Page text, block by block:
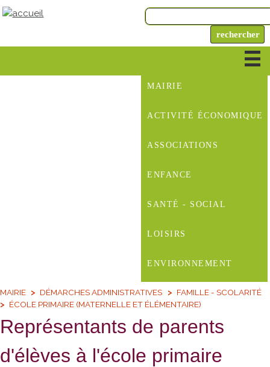
MAIRIE
ACTIVITÉ ÉCONOMIQUE
ASSOCIATIONS
ENFANCE
SANTÉ - SOCIAL
LOISIRS
ENVIRONNEMENT
MAIRIE DÉMARCHES ADMINISTRATIVES
FAMILLE - SCOLARITÉ
ÉCOLE PRIMAIRE (MATERNELLE ET ÉLÉMENTAIRE)
Représentants de parents
d'élèves à l'école primaire